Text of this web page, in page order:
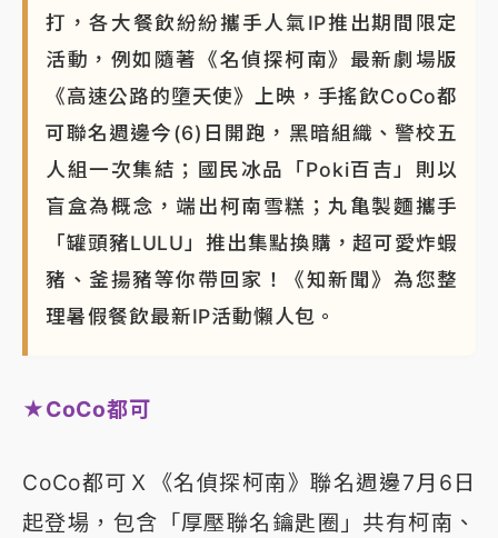
打，各大餐飲紛紛攜手人氣IP推出期間限定
活動，例如隨著《名偵探柯南》最新劇場版
《高速公路的墮天使》上映，手搖飲CoCo都
可聯名週邊今(6)日開跑，黑暗組織、警校五
人組一次集結；國民冰品「Poki百吉」則以
盲盒為概念，端出柯南雪糕；丸亀製麵攜手
「罐頭豬LULU」推出集點換購，超可愛炸蝦
豬、釜揚豬等你帶回家！《知新聞》為您整
理暑假餐飲最新IP活動懶人包。
★CoCo都可
CoCo都可Ｘ《名偵探柯南》聯名週邊7月6日
起登場，包含「厚壓聯名鑰匙圈」共有柯南、